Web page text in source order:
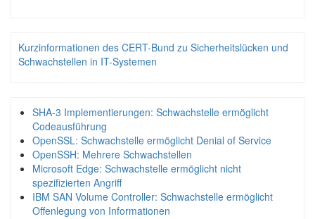
Kurzinformationen des CERT-Bund zu Sicherheitslücken und
Schwachstellen in IT-Systemen
SHA-3 Implementierungen: Schwachstelle ermöglicht
Codeausführung
OpenSSL: Schwachstelle ermöglicht Denial of Service
OpenSSH: Mehrere Schwachstellen
Microsoft Edge: Schwachstelle ermöglicht nicht
spezifizierten Angriff
IBM SAN Volume Controller: Schwachstelle ermöglicht
Offenlegung von Informationen